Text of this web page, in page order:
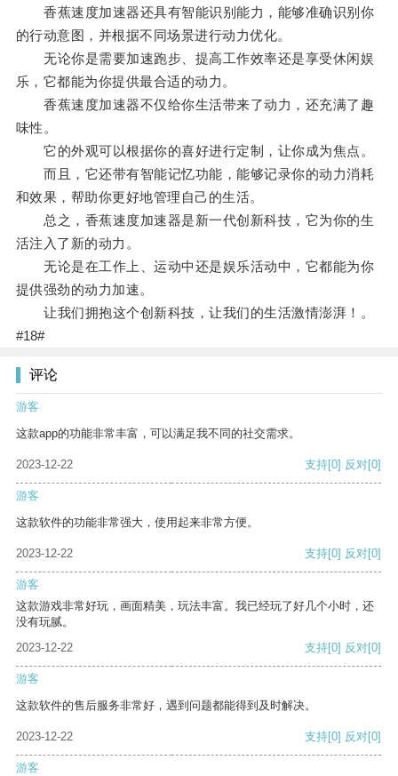
香蕉速度加速器还具有智能识别能力，能够准确识别你
的行动意图，并根据不同场景进行动力优化。
无论你是需要加速跑步、提高工作效率还是享受休闲娱
乐，它都能为你提供最合适的动力。
香蕉速度加速器不仅给你生活带来了动力，还充满了趣
味性。
它的外观可以根据你的喜好进行定制，让你成为焦点。
而且，它还带有智能记忆功能，能够记录你的动力消耗
和效果，帮助你更好地管理自己的生活。
总之，香蕉速度加速器是新一代创新科技，它为你的生
活注入了新的动力。
无论是在工作上、运动中还是娱乐活动中，它都能为你
提供强劲的动力加速。
让我们拥抱这个创新科技，让我们的生活激情澎湃！。
#18#
评论
游客
这款app的功能非常丰富，可以满足我不同的社交需求。
2023-12-22 支持[0] 反对[0]
游客
这款软件的功能非常强大，使用起来非常方便。
2023-12-22 支持[0] 反对[0]
游客
这款游戏非常好玩，画面精美，玩法丰富。我已经玩了好几个小时，还
没有玩腻。
2023-12-22
支持[0] 反对[0]
游客
这款软件的售后服务非常好，遇到问题都能得到及时解决。
2023-12-22 支持[0] 反对[0]
游客